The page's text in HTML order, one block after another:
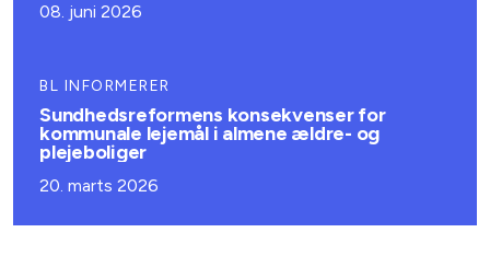
08. juni 2026
BL INFORMERER
Sundhedsreformens konsekvenser for
kommunale lejemål i almene ældre- og
plejeboliger
20. marts 2026